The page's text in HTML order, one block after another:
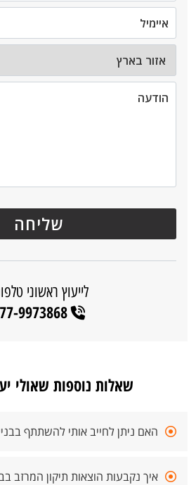
לייעוץ ראשוני
077-9973868
שאלות נוספות שאולי
האם ניתן לחייב אותי להשתתף
איך נקבעות הוצאות תיקון המרזב